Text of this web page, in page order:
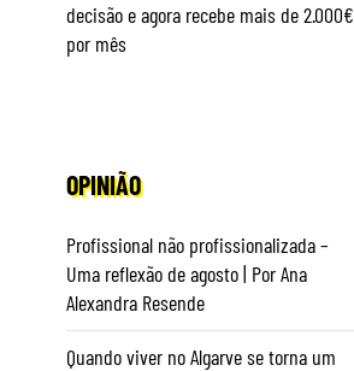
decisão e agora recebe mais de 2.000€
por mês
OPINIÃO
Profissional não profissionalizada –
Uma reflexão de agosto | Por Ana
Alexandra Resende
Quando viver no Algarve se torna um